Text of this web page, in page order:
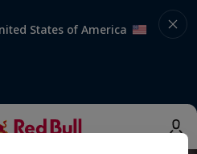
States of America